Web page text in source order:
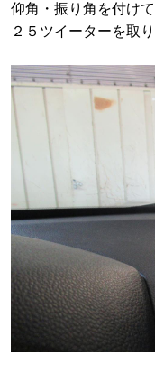
仰角・振り角を付け
２５ツイーターを取